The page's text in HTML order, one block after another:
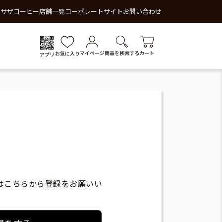
ザコーヒー店舗一覧コーポレートサイトお問い合わせ
アプリ お気に入り マイページ商品を検索するカート
ちらから登録をお願いい